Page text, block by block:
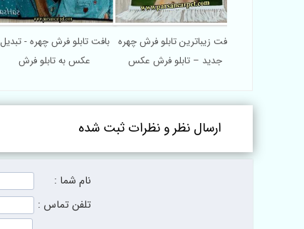
بافت زیباترین تابلو فرش چهره
جدید – تابلو فرش عکس
تابلو فرش عکس چهره بافتی –
بافت تابلو فرش شخصی
ارسال نظر و نظرات ثبت شده
نام شما :
تلفن تماس :